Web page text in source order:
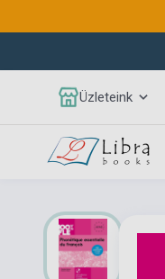
Üzleteink